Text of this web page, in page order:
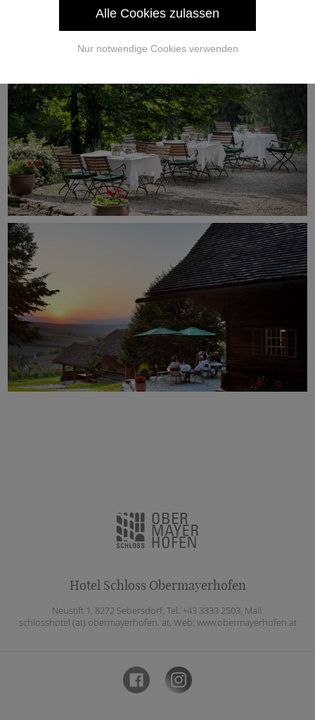
Hotel Schloss Obermayerhofen
Neustift 1, 8272 Sebersdorf, Tel: +43 3333 2503, Mail:
schlosshotel (at) obermayerhofen. at, Web: www.obermayerhofen.at
Alle Cookies zulassen
Nur notwendige Cookies verwenden